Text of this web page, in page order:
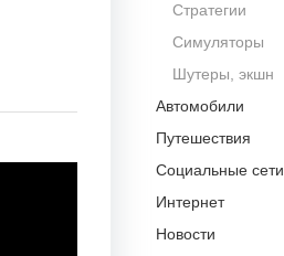
Стратегии
Симуляторы
Шутеры, экшн
Автомобили
Путешествия
Социальные сети
Интернет
Новости